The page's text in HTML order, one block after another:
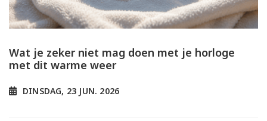
Wat je zeker niet mag doen met je horloge
met dit warme weer
DINSDAG, 23 JUN. 2026